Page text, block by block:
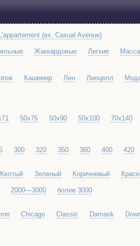
(ex. Casual Avenue)
Жаккардовые Легкие
Кашемир Лен Лиоцелл
50x76 50x90 50x100 70x140
300 320 350 360 400 420
Зеленый Коричневый
2000—3000 более 3000
Chicago Classic Damask